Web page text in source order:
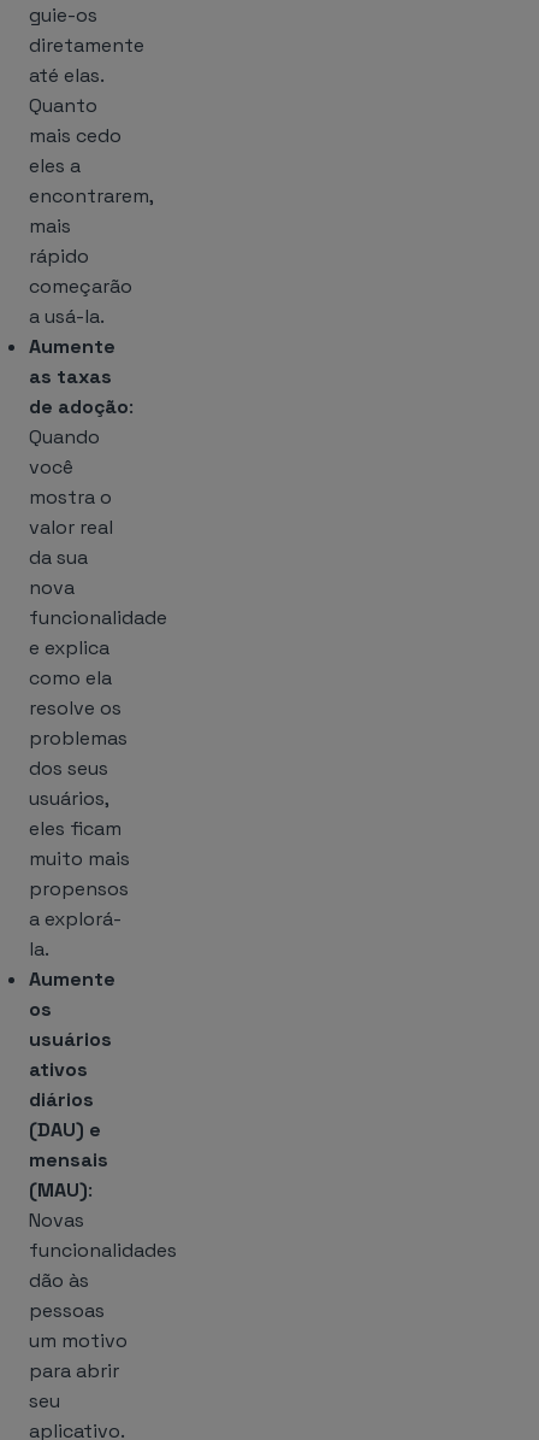
guie-os
diretamente
até elas.
Quanto
mais cedo
eles a
encontrarem,
mais
rápido
começarão
a usá-la.
Aumente
as taxas
de adoção:
Quando
você
mostra o
valor real
da sua
nova
funcionalidade
e explica
como ela
resolve os
problemas
dos seus
usuários,
eles ficam
muito mais
propensos
a explorá-
la.
Aumente
os
usuários
ativos
diários
(DAU) e
mensais
(MAU):
Novas
funcionalidades
dão às
pessoas
um motivo
para abrir
seu
aplicativo.